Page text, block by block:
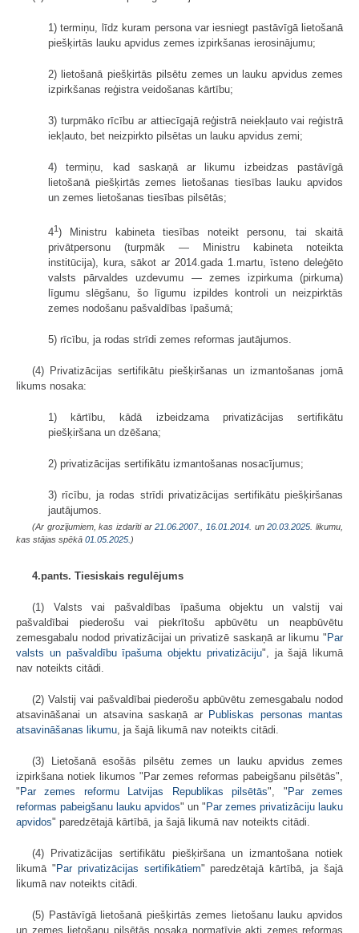
1) termiņu, līdz kuram persona var iesniegt pastāvīgā lietošanā
piešķirtās lauku apvidus zemes izpirkšanas ierosinājumu;
2) lietošanā piešķirtās pilsētu zemes un lauku apvidus zemes
izpirkšanas reģistra veidošanas kārtību;
3) turpmāko rīcību ar attiecīgajā reģistrā neiekļauto vai reģistrā
iekļauto, bet neizpirkto pilsētas un lauku apvidus zemi;
4) termiņu, kad saskaņā ar likumu izbeidzas pastāvīgā
lietošanā piešķirtās zemes lietošanas tiesības lauku apvidos
un zemes lietošanas tiesības pilsētās;
41) Ministru kabineta tiesības noteikt personu, tai skaitā
privātpersonu (turpmāk — Ministru kabineta noteikta
institūcija), kura, sākot ar 2014.gada 1.martu, īsteno deleģēto
valsts pārvaldes uzdevumu — zemes izpirkuma (pirkuma)
līgumu slēgšanu, šo līgumu izpildes kontroli un neizpirktās
zemes nodošanu pašvaldības īpašumā;
5) rīcību, ja rodas strīdi zemes reformas jautājumos.
(4) Privatizācijas sertifikātu piešķiršanas un izmantošanas jomā
likums nosaka:
1) kārtību, kādā izbeidzama privatizācijas sertifikātu
piešķiršana un dzēšana;
2) privatizācijas sertifikātu izmantošanas nosacījumus;
3) rīcību, ja rodas strīdi privatizācijas sertifikātu piešķiršanas
jautājumos.
(Ar grozījumiem, kas izdarīti ar21.06.2007. 16.01.2014. un20.03.2025 . likumu,
kas stājas spēkā 01.05.2025. )
4.pants. Tiesiskais regulējums
(1) Valsts vai pašvaldības īpašuma objektu un valstij vai
pašvaldībai piederošu vai piekrītošu apbūvētu un neapbūvētu
zemesgabalu nodod privatizācijai un privatizē saskaņā ar likumu " Par
valsts un pašvaldību īpašuma objektu privatizāciju", ja šajā likumā
nav noteikts citādi.
(2) Valstij vai pašvaldībai piederošu apbūvētu zemesgabalu nodod
atsavināšanai un atsavina saskaņā ar Publiskas personas mantas
atsavināšanas likumu, ja šajā likumā nav noteikts citādi.
(3) Lietošanā esošās pilsētu zemes un lauku apvidus zemes
izpirkšana notiek likumos "Par zemes reformas pabeigšanu pilsētās",
" Par zemes reformu Latvijas Republikas pilsētās", " Par zemes
reformas pabeigšanu lauku apvidos" un " Par zemes privatizāciju lauku
apvidos" paredzētajā kārtībā, ja šajā likumā nav noteikts citādi.
(4) Privatizācijas sertifikātu piešķiršana un izmantošana notiek
likumā " Par privatizācijas sertifikātiem" paredzētajā kārtībā, ja šajā
likumā nav noteikts citādi.
(5) Pastāvīgā lietošanā piešķirtās zemes lietošanu lauku apvidos
un zemes lietošanu pilsētās nosaka normatīvie akti zemes reformas